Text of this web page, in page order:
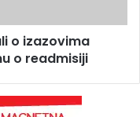
o izazovima
o readmisiji